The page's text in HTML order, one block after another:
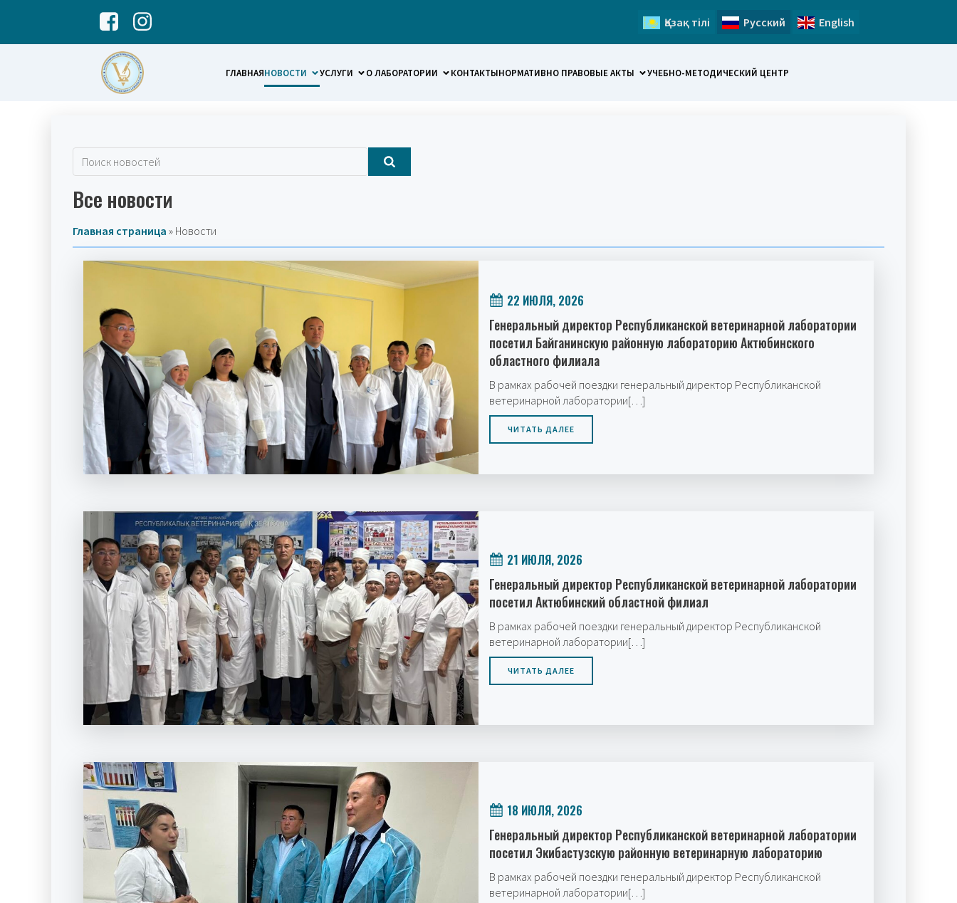
Қазақ тілі Русский English
ГЛАВНАЯНОВОСТИ УСЛУГИ О ЛАБОРАТОРИИ КОНТАКТЫНОРМАТИВНО ПРАВОВЫЕ АКТЫ УЧЕБНО-МЕТОДИЧЕСКИЙ ЦЕНТР
Все новости
Главная страница » Новости
22 ИЮЛЯ, 2026
Генеральный директор Республиканской ветеринарной лаборатории
посетил Байганинскую районную лабораторию Актюбинского
областного филиала
В рамках рабочей поездки генеральный директор Республиканской
ветеринарной лаборатории[…]
ЧИТАТЬ ДАЛЕЕ
21 ИЮЛЯ, 2026
Генеральный директор Республиканской ветеринарной лаборатории
посетил Актюбинский областной филиал
В рамках рабочей поездки генеральный директор Республиканской
ветеринарной лаборатории[…]
ЧИТАТЬ ДАЛЕЕ
18 ИЮЛЯ, 2026
Генеральный директор Республиканской ветеринарной лаборатории
посетил Экибастузскую районную ветеринарную лабораторию
В рамках рабочей поездки генеральный директор Республиканской
ветеринарной лаборатории[…]